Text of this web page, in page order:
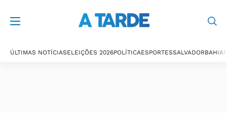
ÚLTIMAS NOTÍCIASELEIÇÕES 2026POLÍTICAESPORTESSALVADORBAHIA